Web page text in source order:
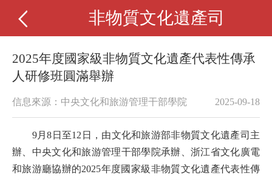
非物質文化遺產司
2025年度國家級非物質文化遺產代表性傳承
人研修班圓滿舉辦
信息來源：中央文化和旅游管理干部學院 2025-09-18
9月8 日 至12 日，由文化和旅游部非物質文化遺產司主
辦、中央文化和旅游管理干部學院承辦、浙江省文化廣電
和旅游廳協辦的2025年度國家級非物質文化遺產代表性傳